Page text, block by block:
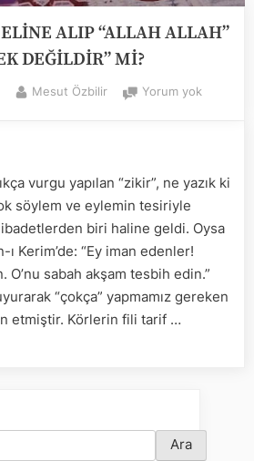
ALIP “ALLAH ALLAH”
DEĞİLDİR” Mİ?
By
Mesut Özbilir Yorum yok“ZİKİR
ALLAH”
vurgu yapılan “zikir”, ne yazık ki
söylem ve eylemin tesiriyle
biri haline geldi. Oysa
ı Kerim’de: “Ey iman edenler!
O’nu sabah akşam tesbih edin.”
“çokça” yapmamız gereken
etmiştir. Körlerin fili tarif …
Ara